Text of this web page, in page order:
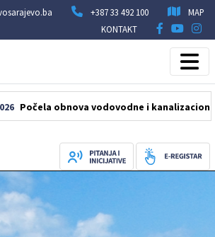
+387 33 492 100
MAP
KONTAKT
obnova vodovodne i kanalizacione mreže